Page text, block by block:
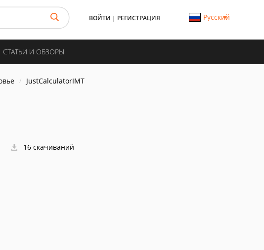
ВОЙТИ | РЕГИСТРАЦИЯ Русский
СТАТЬИ И ОБЗОРЫ
JustCalculatorIMT
16 скачиваний